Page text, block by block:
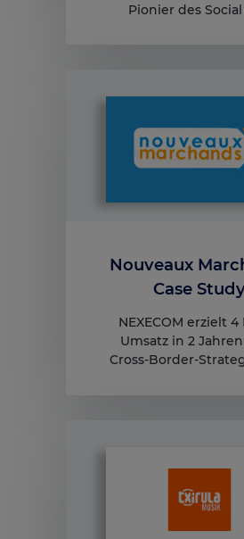
Pionier des Social
Nouveaux
Case
NEXECOM erzielt 4
Umsatz in 2
Cross-Border-